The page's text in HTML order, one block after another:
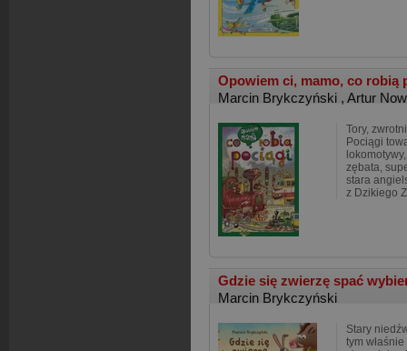
Opowiem ci, mamo, co robią
Marcin Brykczyński , Artur
Tory,
Pociągi
zębata,
stara
z Dzikiego
Gdzie się zwierzę spać
Marcin Brykczyński
Stary
tym